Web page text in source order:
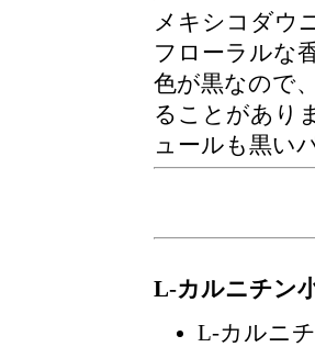
メキシコダウ
フローラルな
色が黒なので
ることがあり
ュールも黒い
L-カルニチン
L-カルニ